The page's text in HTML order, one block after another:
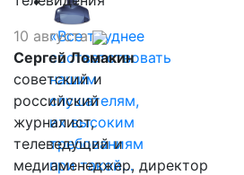
«Все труднее
соответствовать
нашим
слушателям,
их высоким
требованиям
при такой…
10 августа
Сергей Ломакин
советский и
российский
журналист,
телеведущий и
медиаменеджер, директор